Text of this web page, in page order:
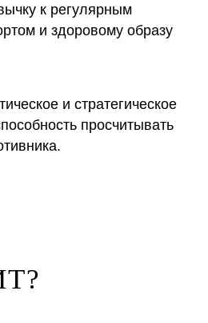
к регулярным
и здоровому образу
и стратегическое
просчитывать